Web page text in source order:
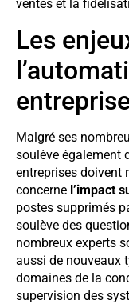
ventes et la
Les
Malgré ses
soulève également
entreprises doivent
concerne l’impact
postes supprimés
soulève des
nombreux experts
aussi de nouveaux
domaines de la
supervision des